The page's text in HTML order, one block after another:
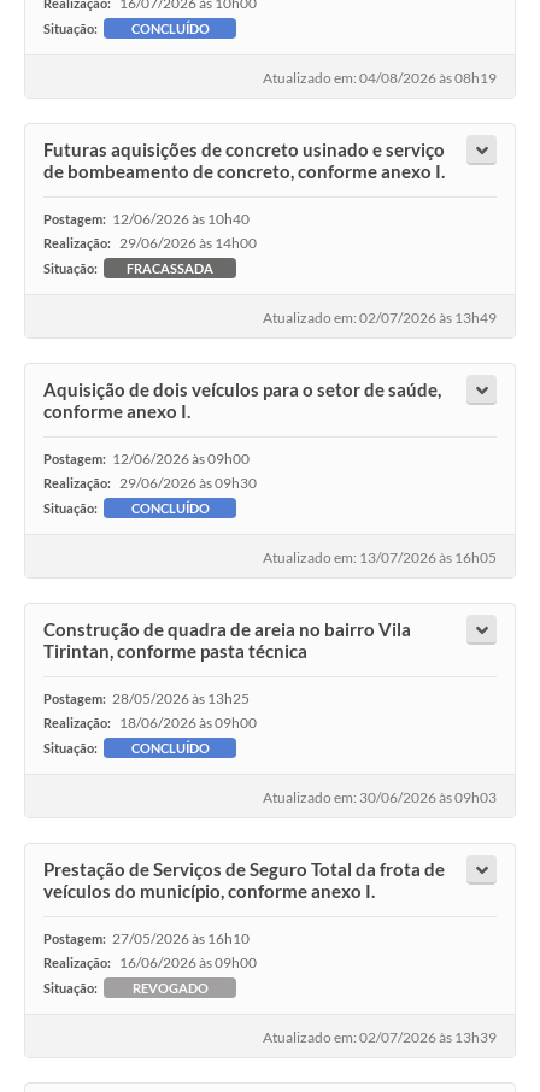
Realização:
Situação: CONCLUÍDO
Atualizado em: 04/08/2026 às 08h19
Futuras aquisições de concreto usinado e serviço
de bombeamento de concreto, conforme anexo I.
Postagem: 12/06/2026 às 10h40
Realização: 29/06/2026 às 14h00
Situação: FRACASSADA
Atualizado em: 02/07/2026 às 13h49
Aquisição de dois veículos para o setor de saúde,
conforme anexo I.
Postagem: 12/06/2026 às 09h00
Realização: 29/06/2026 às 09h30
Situação: CONCLUÍDO
Atualizado em: 13/07/2026 às 16h05
Construção de quadra de areia no bairro Vila
Tirintan, conforme pasta técnica
Postagem: 28/05/2026 às 13h25
Realização: 18/06/2026 às 09h00
Situação: CONCLUÍDO
Atualizado em: 30/06/2026 às 09h03
Prestação de Serviços de Seguro Total da frota de
veículos do município, conforme anexo I.
Postagem: 27/05/2026 às 16h10
Realização: 16/06/2026 às 09h00
Situação: REVOGADO
Atualizado em: 02/07/2026 às 13h39